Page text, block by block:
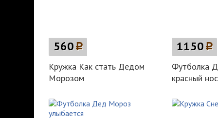
560p
Кружка Как стать Дедом
Морозом
1150p
Футболка
красный нос